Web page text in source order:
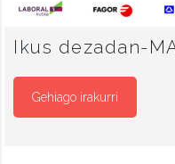
Ikus dezadan-
Gehiago irakurri